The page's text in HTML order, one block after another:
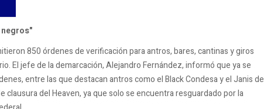
850 órdenes de verificación para antros, bares, cantinas y giros
El jefe de la demarcación, Alejandro Fernández, informó que ya se
entre las que destacan antros como el Black Condesa y el Janis de
clausura del Heaven, ya que solo se encuentra resguardado por la